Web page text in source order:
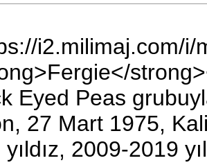
i2.milimaj.com/
Eyed Peas
27 Mart 1975,
2009-2019